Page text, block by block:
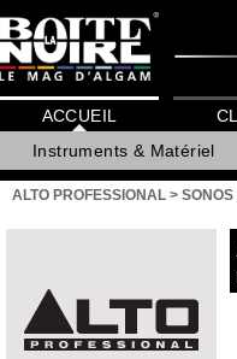
ACCUEIL
Instruments & Matériel
ALTO PROFESSIONAL > SONOS